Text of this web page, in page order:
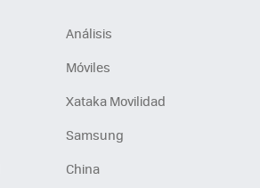
Análisis
Móviles
Xataka Movilidad
Samsung
China